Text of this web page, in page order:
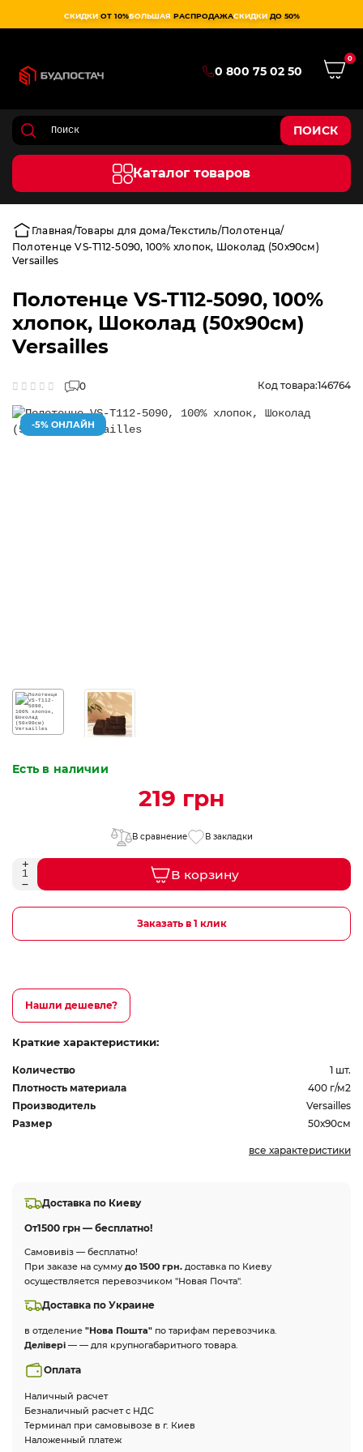
СКИДКИ ОТ 10%БОЛЬШАЯ РАСПРОДАЖАСКИДКИ ДО 50%
0 800 75 02 50
0
ПОИСК
Каталог товаров
Главная Товары для дома Текстиль Полотенца
Полотенце VS-T112-5090, 100% хлопок, Шоколад (50х90см)
Versailles
Полотенце VS-T112-5090, 100%
хлопок, Шоколад (50х90см)
Versailles
0 Код товара:146764
-5% ОНЛАЙН
Есть в наличии
219 грн
В сравнение В закладки
В корзину
Заказать в 1 клик
Нашли дешевле?
Краткие характеристики:
Количество
1 шт.
Плотность материала
400 г/м2
Производитель
Versailles
Размер
50х90см
все характеристики
Доставка по Киеву
От1500 грн — бесплатно!
Самовивіз — бесплатно!
При заказе на сумму до 1500 грн. доставка по Киеву
осуществляется перевозчиком "Новая Почта".
Доставка по Украине
в отделение "Нова Пошта" по тарифам перевозчика.
Делівері — — для крупногабаритного товара.
Оплата
Наличный расчет
Безналичный расчет с НДС
Терминал при самовывозе в г. Киев
Наложенный платеж